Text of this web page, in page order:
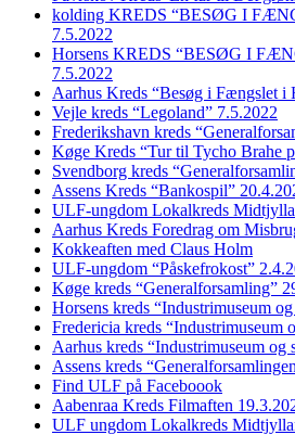
kolding KREDS “BESØG I
7.5.2022
Horsens KREDS “BESØG I
7.5.2022
Aarhus Kreds “Besøg i Fængslet i
Vejle kreds “Legoland” 7.5.2022
Frederikshavn kreds
Køge Kreds “Tur til Tycho Brahe
Svendborg kreds
Assens Kreds “Bankospil”
ULF-ungdom Lokalkreds
Aarhus Kreds Foredrag om
Kokkeaften med Claus Holm
ULF-ungdom “Påskefrokost”
Køge kreds “Generalforsamling”
Horsens kreds “Industrimuseum
Fredericia kreds “Industrimuseum
Aarhus kreds “Industrimuseum og
Assens kreds
Find ULF på Faceboook
Aabenraa Kreds Filmaften
ULF ungdom Lokalkreds